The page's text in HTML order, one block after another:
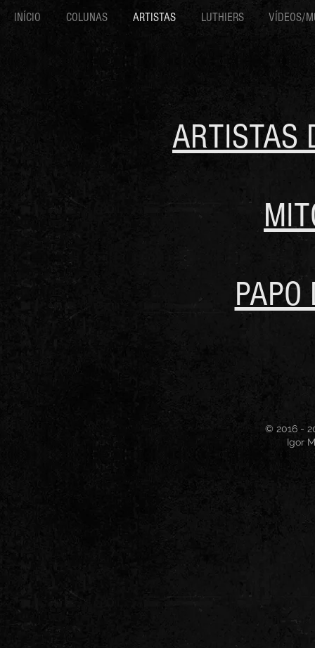
INÍCIO COLUNAS ARTISTAS LUTHIERS VÍDEOS/
ARTISTAS
© 2016 -
Igor